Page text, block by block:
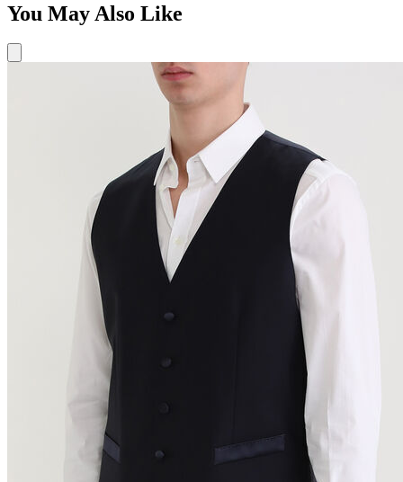
You May Also Like